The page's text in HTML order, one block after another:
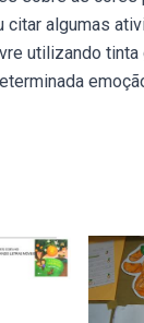
citar algumas
utilizando